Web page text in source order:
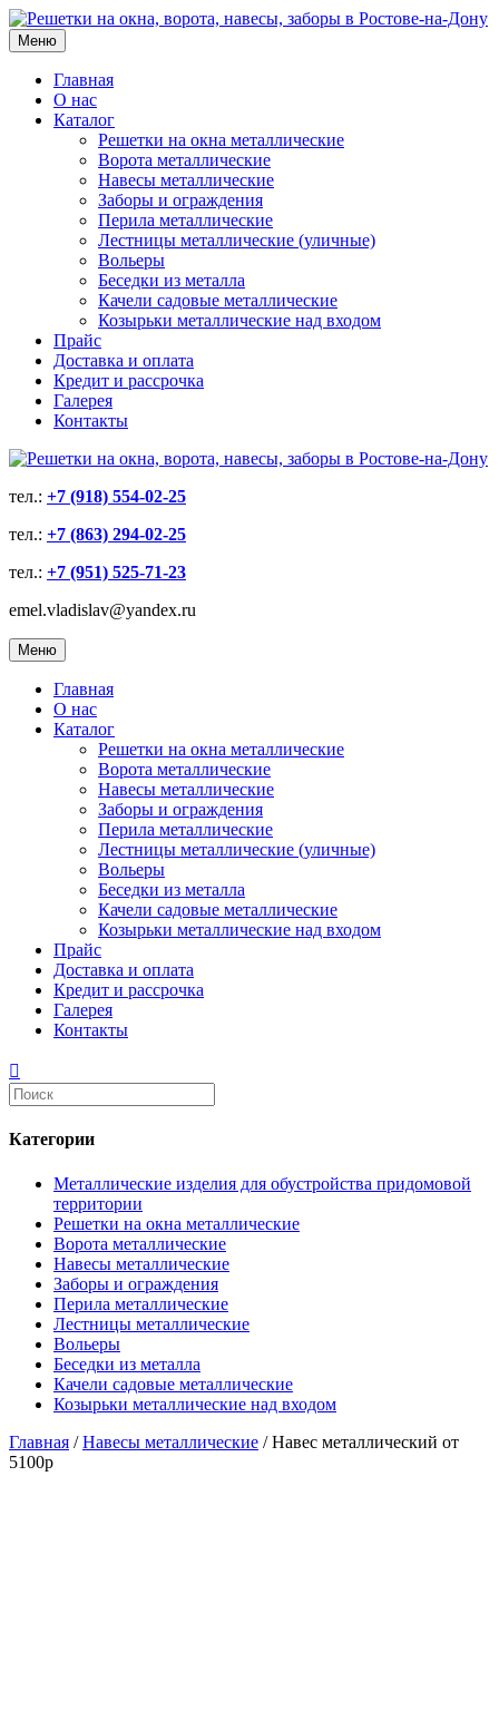
Меню
Главная
О нас
Каталог
Решетки на окна металлические
Ворота металлические
Навесы металлические
Заборы и ограждения
Перила металлические
Лестницы металлические (уличные)
Вольеры
Беседки из металла
Качели садовые металлические
Козырьки металлические над входом
Прайс
Доставка и оплата
Кредит и рассрочка
Галерея
Контакты
тел.: +7 (918) 554-02-25
тел.: +7 (863) 294-02-25
тел.: +7 (951) 525-71-23
emel.vladislav@yandex.ru
Меню
Главная
О нас
Каталог
Решетки на окна металлические
Ворота металлические
Навесы металлические
Заборы и ограждения
Перила металлические
Лестницы металлические (уличные)
Вольеры
Беседки из металла
Качели садовые металлические
Козырьки металлические над входом
Прайс
Доставка и оплата
Кредит и рассрочка
Галерея
Контакты
Категории
Металлические изделия для обустройства придомовой
территории
Решетки на окна металлические
Ворота металлические
Навесы металлические
Заборы и ограждения
Перила металлические
Лестницы металлические
Вольеры
Беседки из металла
Качели садовые металлические
Козырьки металлические над входом
Главная /Навесы металлические / Навес металлический от
5100р